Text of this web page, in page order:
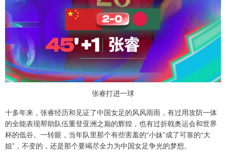
张睿打进一球
十多年来，张睿经历和见证了中国女足的风风雨雨，有过用攻防一体
的全能表现帮助队伍重登亚洲之巅的辉煌，也有过折戟奥运会和世界
杯的低谷。一转眼，当年队里那个有些害羞的“小妹”成了可靠的“大
姐”，不变的，还是那个要竭尽全力为中国女足争光的梦想。